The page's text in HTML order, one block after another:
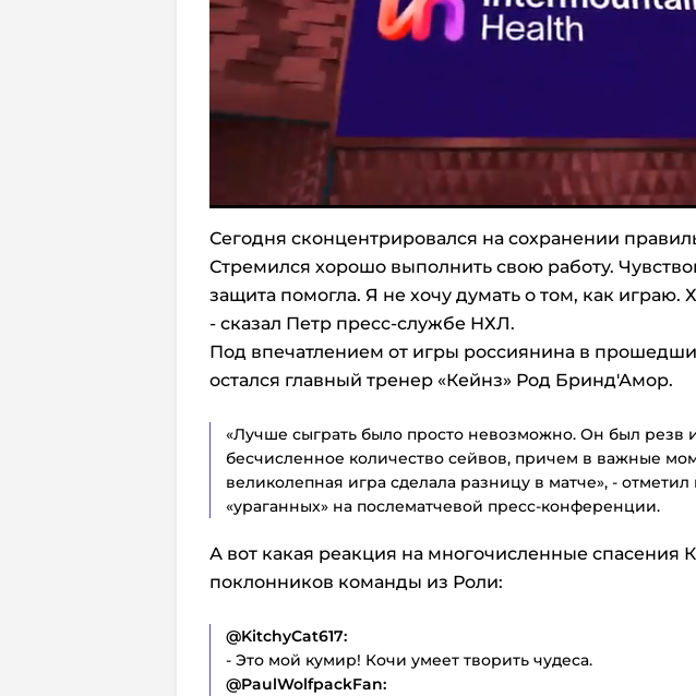
Сегодня сконцентрировался на сохранении
Стремился хорошо выполнить свою работу.
защита помогла. Я не хочу думать о том, как играю.
- сказал Петр пресс-службе НХЛ.
Под впечатлением от игры россиянина в
остался главный тренер «Кейнз» Род Бринд′Амор.
«Лучше сыграть было просто невозможно. Он был резв
бесчисленное количество сейвов, причем в важные
великолепная игра сделала разницу в матче», - отметил
«ураганных» на послематчевой пресс-конференции.
А вот какая реакция на многочисленные спасения
поклонников команды из Роли:
@KitchyCat617:
- Это мой кумир! Кочи умеет творить чудеса.
@PaulWolfpackFan: